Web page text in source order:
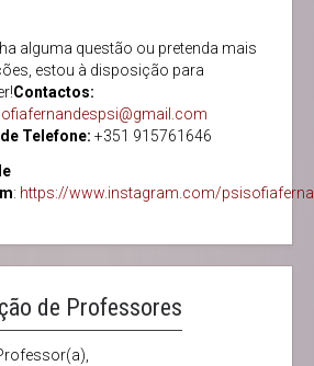
alguma questão ou pretenda mais
estou à disposição para
Contactos:
Telefone: +351 915761646
: https://www.instagram.com/
de Professores